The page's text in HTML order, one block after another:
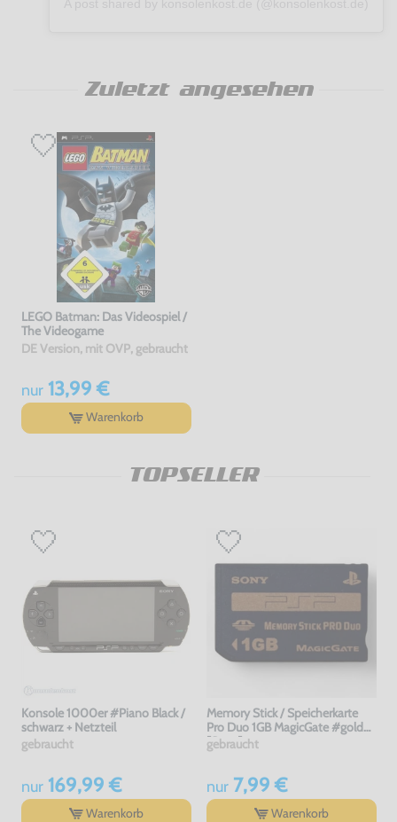
Zuletzt angesehen
LEGO Batman: Das Videospiel /
The Videogame
DE Version, mit OVP, gebraucht
nur13,99 €
Warenkorb
TOPSELLER
Konsole 1000er #Piano Black /
schwarz + Netzteil
gebraucht
nur169,99 €
Warenkorb
Memory Stick / Speicherkarte
Pro Duo 1GB MagicGate #gold
[Sony]
gebraucht
nur7,99 €
Warenkorb